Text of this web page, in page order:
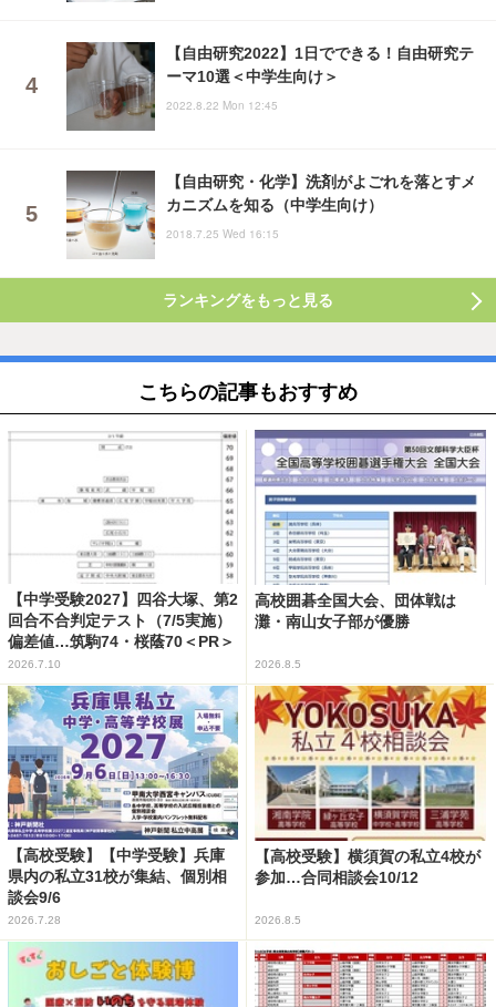
【自由研究2022】1日でできる！自由研究テ
ーマ10選＜中学生向け＞
2022.8.22 Mon 12:45
【自由研究・化学】洗剤がよごれを落とすメ
カニズムを知る（中学生向け）
2018.7.25 Wed 16:15
ランキングをもっと見る
こちらの記事もおすすめ
【中学受験2027】四谷大塚、第2
回合不合判定テスト（7/5実施）
偏差値…筑駒74・桜蔭70＜PR＞
2026.7.10
高校囲碁全国大会、団体戦は
灘・南山女子部が優勝
2026.8.5
【高校受験】【中学受験】兵庫
県内の私立31校が集結、個別相
談会9/6
2026.7.28
【高校受験】横須賀の私立4校が
参加…合同相談会10/12
2026.8.5